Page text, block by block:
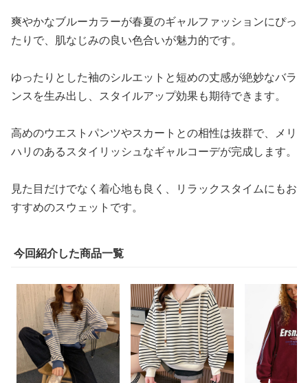
爽やかなブルーカラーが春夏のギャルファッションにぴっ
たりで、肌なじみの良い色合いが魅力的です。
ゆったりとした袖のシルエットと短めの丈感が絶妙なバラ
ンスを生み出し、スタイルアップ効果も期待できます。
高めのウエストパンツやスカートとの相性は抜群で、メリ
ハリのあるスタイリッシュなギャルコーデが完成します。
見た目だけでなく着心地も良く、リラックスタイムにもお
すすめのスウェットです。
今回紹介した商品一覧